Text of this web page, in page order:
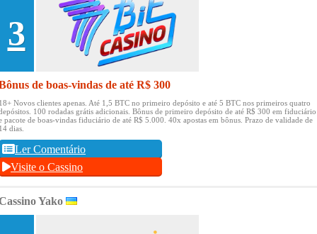
3
de boas-vindas de até R$ 300
Novos clientes apenas. Até 1,5 BTC no primeiro depósito e até 5 BTC nos primeiros quatro
100 rodadas grátis adicionais. Bônus de primeiro depósito de até R$ 300 em fiduciário
pacote de boas-vindas fiduciário de até R$ 5.000. 40x apostas em bônus. Prazo de validade de
dias.
Ler Comentário
Visite o Cassino
Yako